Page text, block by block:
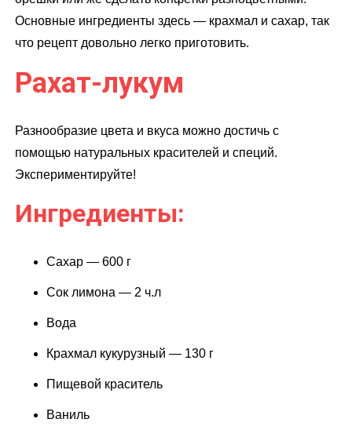
Основные ингредиенты здесь — крахмал и сахар, так
что рецепт довольно легко приготовить.
Рахат-лукум
Разнообразие цвета и вкуса можно достичь с
помощью натуральных красителей и специй.
Экспериментируйте!
Ингредиенты:
Сахар — 600 г
Сок лимона — 2 ч.л
Вода
Крахмал кукурузный — 130 г
Пищевой краситель
Ваниль